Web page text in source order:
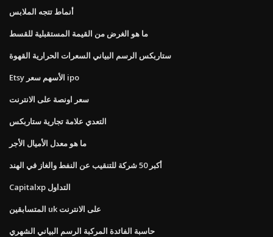
أنماط تتجه الملابس
ما هو الغرض من القيمة المستقبلية للقسط
ستاربكس الرسم البياني السعرات الحرارية القهوة
Etsy الأسهم سعر ipo
سعر اونصة على الانترنت
التعدي علامة تجارية ستاربكس
ما هو معدل الأميال الأجر
أكبر 50 شركة للتنقيب عن النفط والغاز في الهند
Capitalxp التداول
المتسابقين uk على الانترنت
حاسبة الفائدة المركبة الرسم البياني الشهري